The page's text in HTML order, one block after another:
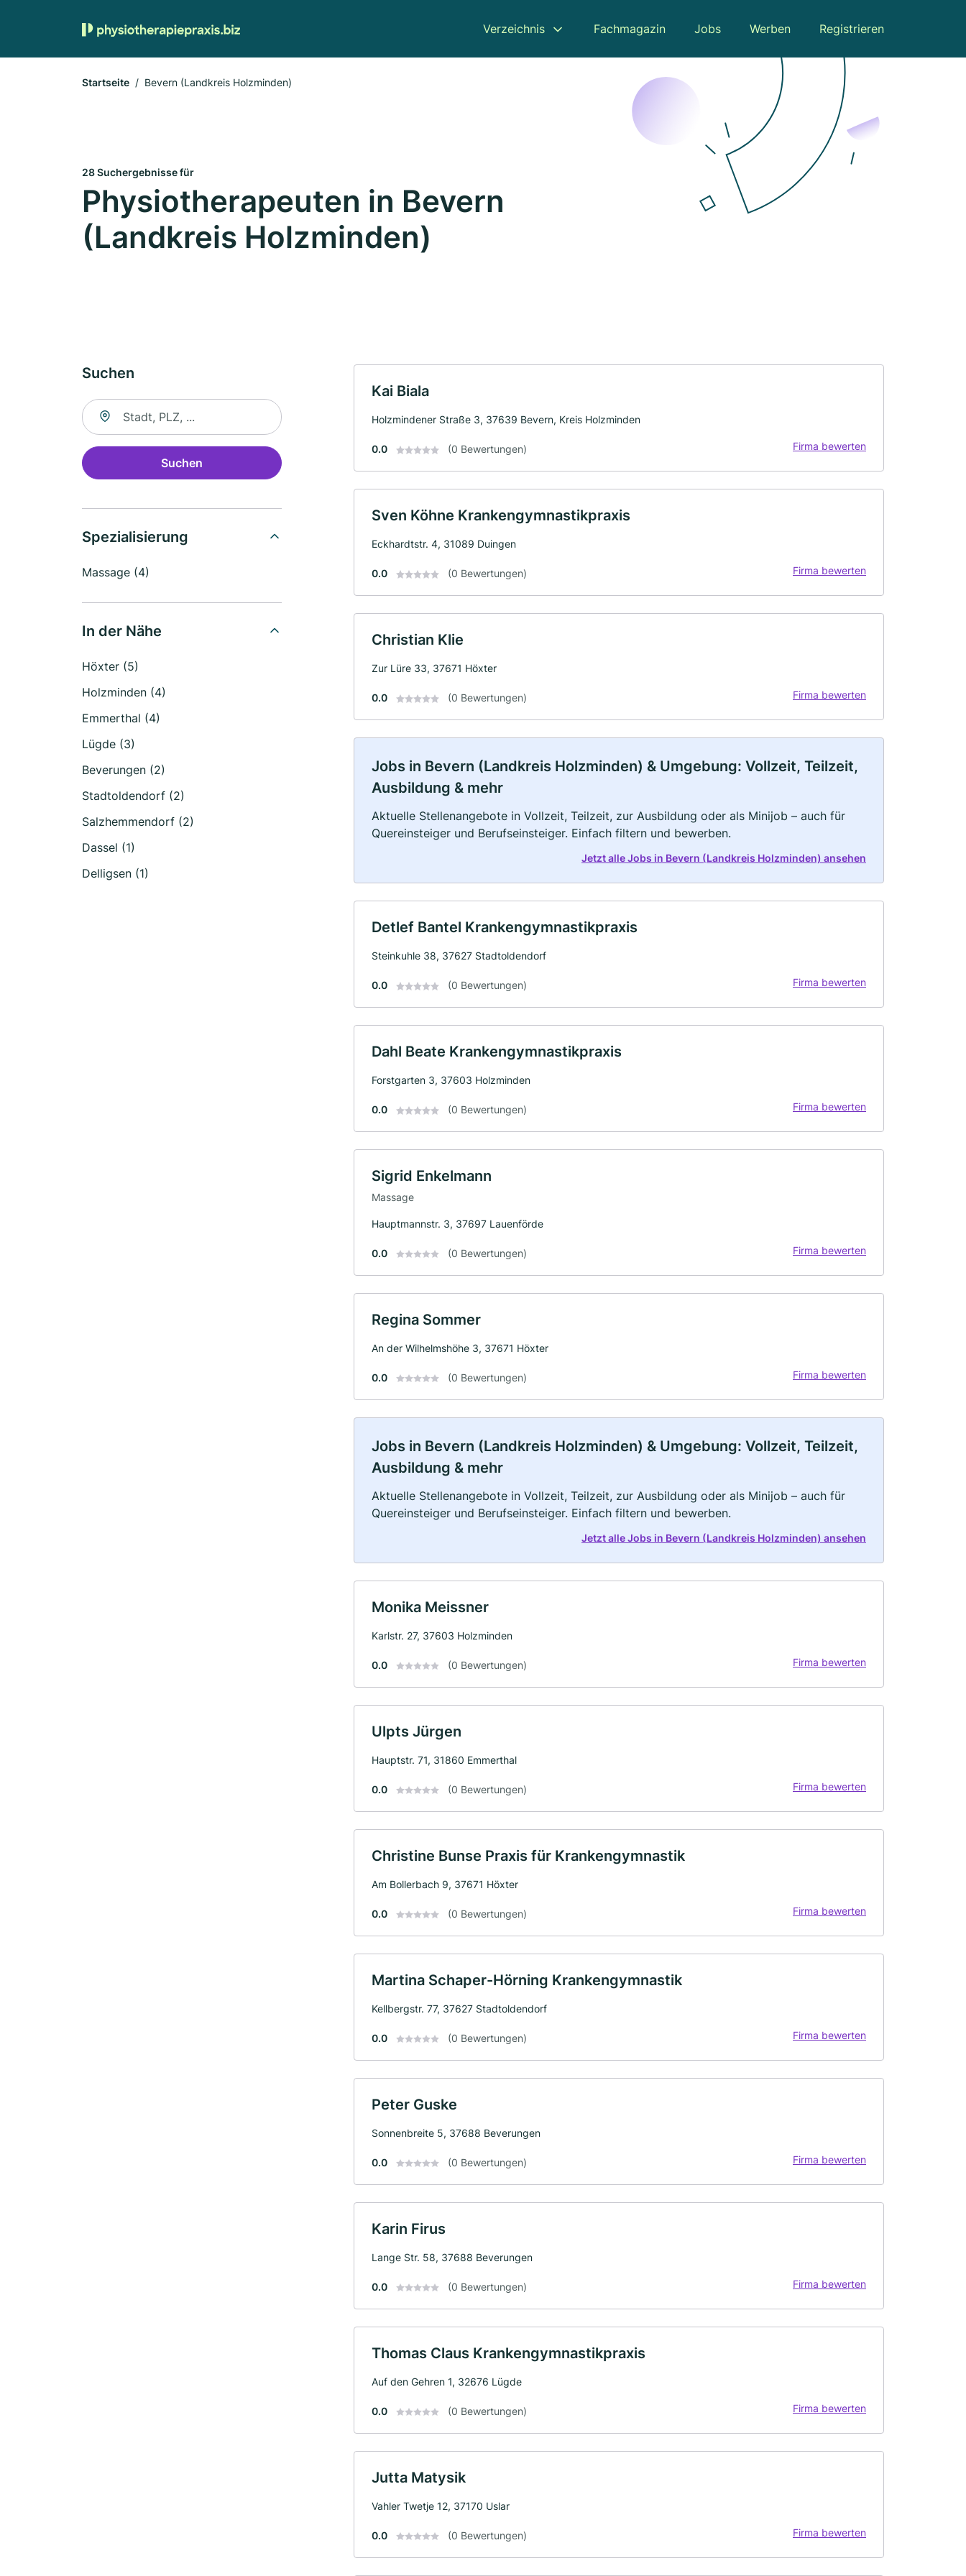
Verzeichnis Fachmagazin Jobs Werben Registrieren
Startseite Bevern (Landkreis Holzminden)
28 Suchergebnisse für
Physiotherapeuten in Bevern
(Landkreis Holzminden)
Suchen
Suche nach Ort
Suchen
Spezialisierung
Massage (4)
In der Nähe
Höxter (5)
Holzminden (4)
Emmerthal (4)
Lügde (3)
Beverungen (2)
Stadtoldendorf (2)
Salzhemmendorf (2)
Dassel (1)
Delligsen (1)
Kai Biala
Holzmindener Straße 3, 37639 Bevern, Kreis Holzminden
0.0 (0 Bewertungen) Firma bewerten
Sven Köhne Krankengymnastikpraxis
Eckhardtstr. 4, 31089 Duingen
0.0 (0 Bewertungen) Firma bewerten
Christian Klie
Zur Lüre 33, 37671 Höxter
0.0 (0 Bewertungen) Firma bewerten
Jobs in Bevern (Landkreis Holzminden) & Umgebung: Vollzeit, Teilzeit,
Ausbildung & mehr
Aktuelle Stellenangebote in Vollzeit, Teilzeit, zur Ausbildung oder als Minijob – auch für
Quereinsteiger und Berufseinsteiger. Einfach filtern und bewerben.
Jetzt alle Jobs in Bevern (Landkreis Holzminden) ansehen
Detlef Bantel Krankengymnastikpraxis
Steinkuhle 38, 37627 Stadtoldendorf
0.0 (0 Bewertungen) Firma bewerten
Dahl Beate Krankengymnastikpraxis
Forstgarten 3, 37603 Holzminden
0.0 (0 Bewertungen) Firma bewerten
Sigrid Enkelmann
Massage
Hauptmannstr. 3, 37697 Lauenförde
0.0 (0 Bewertungen) Firma bewerten
Regina Sommer
An der Wilhelmshöhe 3, 37671 Höxter
0.0 (0 Bewertungen) Firma bewerten
Jobs in Bevern (Landkreis Holzminden) & Umgebung: Vollzeit, Teilzeit,
Ausbildung & mehr
Aktuelle Stellenangebote in Vollzeit, Teilzeit, zur Ausbildung oder als Minijob – auch für
Quereinsteiger und Berufseinsteiger. Einfach filtern und bewerben.
Jetzt alle Jobs in Bevern (Landkreis Holzminden) ansehen
Monika Meissner
Karlstr. 27, 37603 Holzminden
0.0 (0 Bewertungen) Firma bewerten
Ulpts Jürgen
Hauptstr. 71, 31860 Emmerthal
0.0 (0 Bewertungen) Firma bewerten
Christine Bunse Praxis für Krankengymnastik
Am Bollerbach 9, 37671 Höxter
0.0 (0 Bewertungen) Firma bewerten
Martina Schaper-Hörning Krankengymnastik
Kellbergstr. 77, 37627 Stadtoldendorf
0.0 (0 Bewertungen) Firma bewerten
Peter Guske
Sonnenbreite 5, 37688 Beverungen
0.0 (0 Bewertungen) Firma bewerten
Karin Firus
Lange Str. 58, 37688 Beverungen
0.0 (0 Bewertungen) Firma bewerten
Thomas Claus Krankengymnastikpraxis
Auf den Gehren 1, 32676 Lügde
0.0 (0 Bewertungen) Firma bewerten
Jutta Matysik
Vahler Twetje 12, 37170 Uslar
0.0 (0 Bewertungen) Firma bewerten